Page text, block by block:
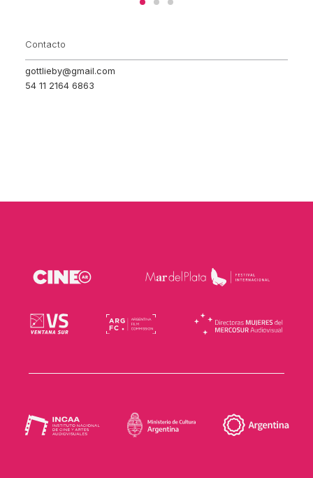
Contacto
gottlieby@gmail.com
54 11 2164 6863